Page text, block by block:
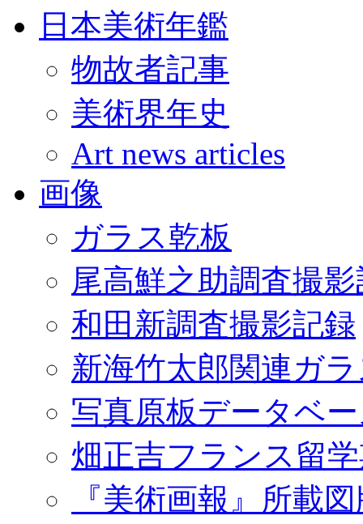
日本美術年鑑
物故者記事
美術界年史
Art news articles
画像
ガラス乾板
尾高鮮之助調査撮
和田新調査撮影記録
新海竹太郎関連ガ
写真原板データベ
畑正吉フランス留
『美術画報』所載